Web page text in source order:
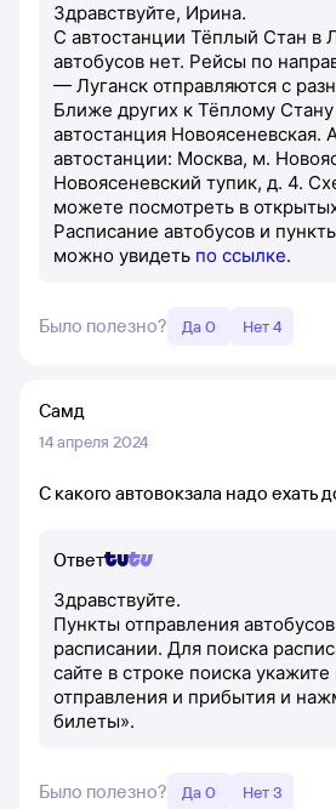
Здравствуйте, Ирина.
С автостанции Тёплый Стан в
автобусов нет. Рейсы по
— Луганск отправляются с
Ближе других к Тёплому
автостанция Новоясеневская.
автостанции: Москва, м.
Новоясеневский тупик, д. 4.
можете посмотреть в
Расписание автобусов и
можно увидеть по ссылке.
Было полезно? Да 0 Нет 4
Самд
14 апреля 2024
С какого автовокзала надо ехать
Ответ
Здравствуйте.
Пункты отправления
расписании. Для поиска
сайте в строке поиска
отправления и прибытия и
билеты».
Было полезно? Да 0 Нет 3